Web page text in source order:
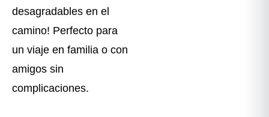
desagradables en el
camino! Perfecto para
un viaje en familia o con
amigos sin
complicaciones.